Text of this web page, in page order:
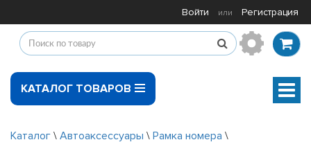
Войти или Регистрация
КАТАЛОГ ТОВАРОВ
Каталог \ Автоаксессуары \ Рамка номера \